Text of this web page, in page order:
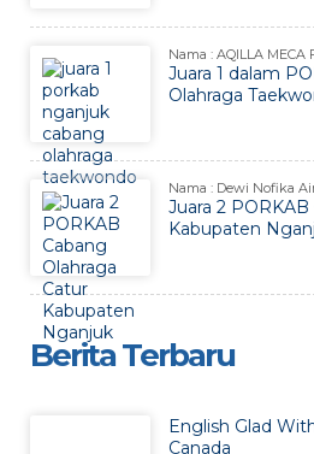
Nama : AQILLA MECA
Juara 1 dalam
Olahraga
Nama : Dewi Nofika
Juara 2
Kabupaten
Berita Terbaru
English Glad
Canada